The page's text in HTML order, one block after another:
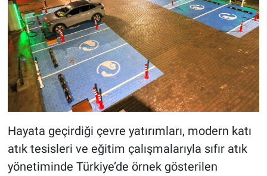
Hayata geçirdiği çevre yatırımları, modern katı
atık tesisleri ve eğitim çalışmalarıyla sıfır atık
yönetiminde Türkiye’de örnek gösterilen